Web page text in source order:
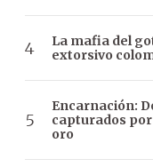
La mafia del
extorsivo
Encarnación:
capturados
oro